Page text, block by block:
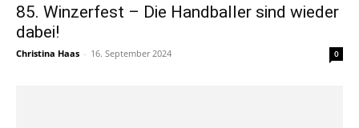
85. Winzerfest – Die Handballer sind wieder
dabei!
Christina Haas - 16. September 2024 0